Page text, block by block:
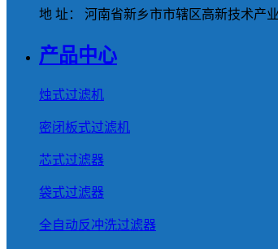
地 址： 河南省新乡市市辖区高新技术产
产品中心
烛式过滤机
密闭板式过滤机
芯式过滤器
袋式过滤器
全自动反冲洗过滤器